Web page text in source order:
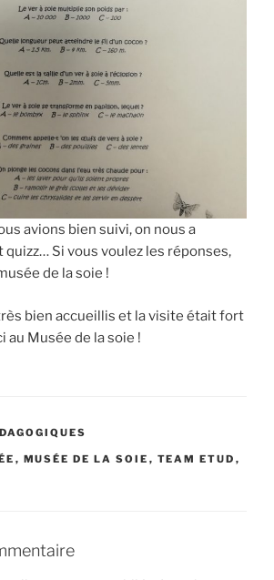
avions bien suivi, on nous a
Si vous voulez les réponses,
de la soie !
bien accueillis et la visite était fort
Musée de la soie !
, MUSÉE DE LA SOIE , TEAM ETUD ,